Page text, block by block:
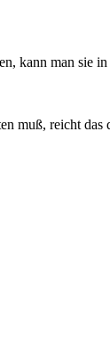
kann man sie
muß, reicht das